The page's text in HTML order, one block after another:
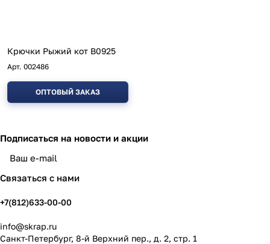
Крючки Рыжий кот B0925
Арт. 002486
ОПТОВЫЙ ЗАКАЗ
Подписаться на новости и акции
Связаться с нами
+7(812)633-00-00
info@skrap.ru
Санкт-Петербург, 8-й Верхний пер., д. 2, стр. 1